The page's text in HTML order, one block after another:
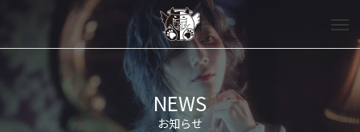
NEWS
お知らせ